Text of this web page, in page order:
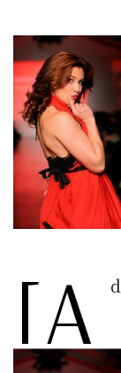
[a